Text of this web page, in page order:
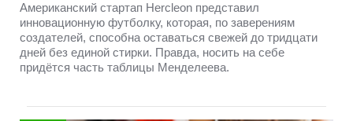
Американский стартап Hercleon представил
инновационную футболку, которая, по заверениям
создателей, способна оставаться свежей до тридцати
дней без единой стирки. Правда, носить на себе
придётся часть таблицы Менделеева.